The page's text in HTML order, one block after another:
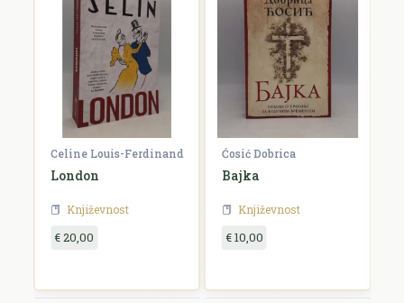
Celine Louis-Ferdinand
London
Književnost
€ 20,00
Ćosić Dobrica
Bajka
Književnost
€ 10,00